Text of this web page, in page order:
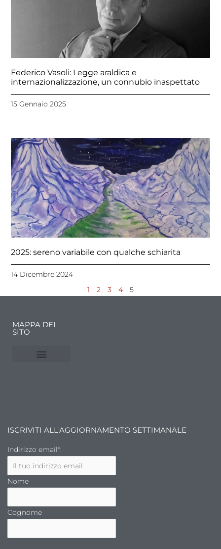
Federico Vasoli: Legge araldica e
internazionalizzazione, un connubio inaspettato
15 Gennaio 2025
2025: sereno variabile con qualche schiarita
14 Dicembre 2024
1 2 3 4 5
MAPPA DEL
SITO
ISCRIVITI ALL'AGGIORNAMENTO SETTIMANALE
Indirizzo email*:
Nome
Cognome